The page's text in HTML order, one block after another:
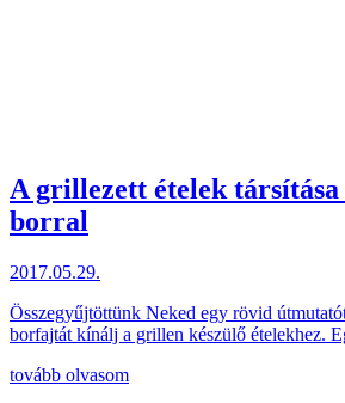
A grillezett ételek társítása
borral
2017.05.29.
Összegyűjtöttünk Neked egy rövid
borfajtát kínálj a grillen készülő ételekhez.
tovább olvasom